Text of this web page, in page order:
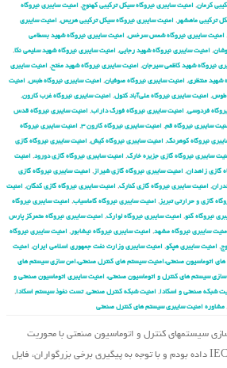
کرمان, امنیت سایبری نیروگاه سیکل ترکیبی کهنوج, امنیت سایبری نیروگاه
ترکیبی ماهشهر , امنیت سایبری نیروگاه سیکل ترکیبی هریس, امنیت سایبری
, امنیت سایبری نیروگاه شمس سرخس, امنیت سایبری نیروگاه شهید بسطامی
, امنیت سایبری نیروگاه شهید رجایی, امنیت سایبری نیروگاه شهید سلیمی نکا,
نیروگاه شهید کاظمی سیرجان, امنیت سایبری نیروگاه شهید مفتح, امنیت سایبری
شهید منتظری, امنیت سایبری نیروگاه صوفیان, امنیت سایبری نیروگاه طبس, امنیت
طوس, امنیت سایبری نیروگاه علی‌آباد کتول, امنیت سایبری نیروگاه غرب کارون,
فردوسی, امنیت سایبری نیروگاه فورگ داراب, امنیت سایبری نیروگاه قدس
سایبری نیروگاه قم, امنیت سایبری نیروگاه کارون ۳ , امنیت سایبری نیروگاه
نیروگاه کوهرنگ, امنیت سایبری نیروگاه کیش, امنیت سایبری نیروگاه گازی
سایبری نیروگاه گازی جزیره خارک, امنیت سایبری نیروگاه گازی دورود, امنیت
گازی زاهدان, امنیت سایبری نیروگاه گازی شیراز , امنیت سایبری نیروگاه گازی
, امنیت سایبری نیروگاه گازی کنارک, امنیت سایبری نیروگاه گازی کنگان, امنیت
گازی و حرارتی تبریز , امنیت سایبری نیروگاه گاماسیاب, امنیت سایبری نیروگاه
نیروگاه گنو, امنیت سایبری نیروگاه لوارک, امنیت سایبری نیروگاه متمرکز پارس
سایبری نیروگاه مشهد, امنیت سایبری نیروگاه نیشابور , امنیت سایبری نیروگاه
, امنیت سایبری هپکو, امنیت سایبری وزارت نفت جمهوری اسلامی ایران, امنیت
اتوماسیون صنعتی،امنیت سیستم های کنترل صنعتی،امن سازی سیستم های
سیستم های کنترل و اتوماسیون صنعتی، امنیت سایبری اتوماسیون صنعتی و
شبکه صنعتی و اسکادا, امنیت شبکه کنترل صنعتی,تست نفوذ سیستم اسکادا,
, مشاوره امنیت سایبری سیستم های کنترل صنعتی
سیستم‏های کنترل و اتوماسیون صنعتی با محوریت